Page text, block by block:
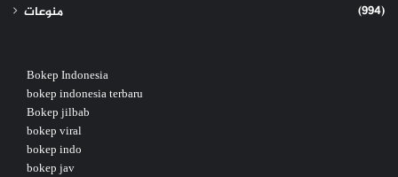
منوعات
(994)
Bokep Indonesia
bokep indonesia terbaru
Bokep jilbab
bokep viral
bokep indo
bokep jav